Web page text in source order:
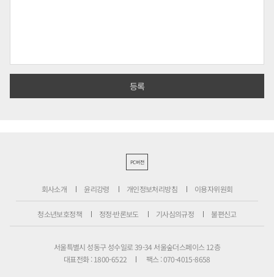
PC버전
회사소개 윤리강령 개인정보처리방침 이용자위원회
청소년보호정책 정정·반론보도 기사심의규정 불편신고
서울특별시 성동구 성수일로 39-34 서울숲더스페이스 12층
대표전화 : 1800-6522
팩스 : 070-4015-8658